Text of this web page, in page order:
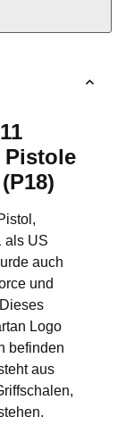
Pistole
als US
auch
und
Logo
befinden
aus